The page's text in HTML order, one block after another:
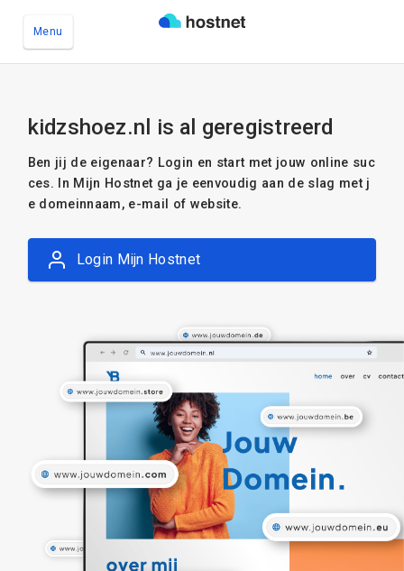
Menu
kidzshoez.nl is al geregistreerd
Ben jij de eigenaar? Login en start met jouw online suc
ces. In Mijn Hostnet ga je eenvoudig aan de slag met j
e domeinnaam, e-mail of website.
Login Mijn Hostnet